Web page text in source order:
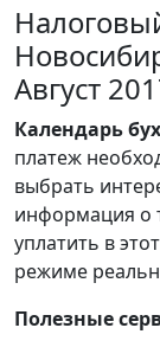
Август
Календарь
платеж
выбрать
информация о
уплатить в
режиме
Полезные